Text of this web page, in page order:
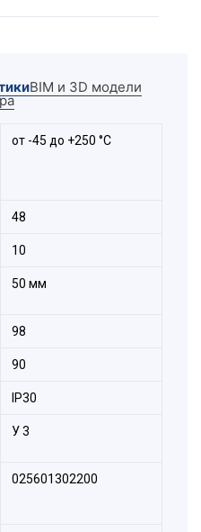
BIM и 3D модели
от -45 до +250 °С
48
10
50 мм
98
90
IP30
У 3
025601302200